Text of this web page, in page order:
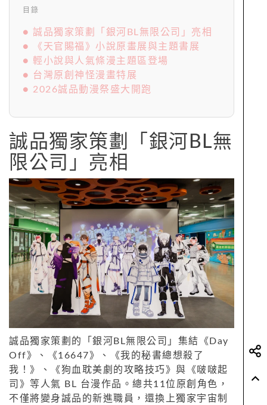
目錄
● 誠品獨家策劃「銀河BL無限公司」亮相
● 《天官賜福》小說原畫展與主題書展
● 輕小說與人氣條漫主題區登場
● 台灣原創神怪漫畫特展
● 2026誠品動漫祭盛大開跑
誠品獨家策劃「銀河BL無
限公司」亮相
誠品獨家策劃的「銀河BL無限公司」集結《Day
Off》、《16647》、《我的秘書總想殺了
我！》、《狗血耽美劇的攻略技巧》與《啵啵起
司》等人氣 BL 台漫作品。總共11位原創角色，
不僅將變身誠品的新進職員，還換上獨家宇宙制